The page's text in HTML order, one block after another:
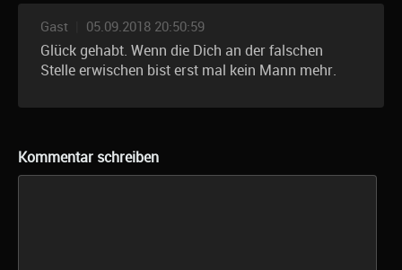
Gast 05.09.2018 20:50:59
Glück gehabt. Wenn die Dich an der falschen
Stelle erwischen bist erst mal kein Mann mehr.
Kommentar schreiben